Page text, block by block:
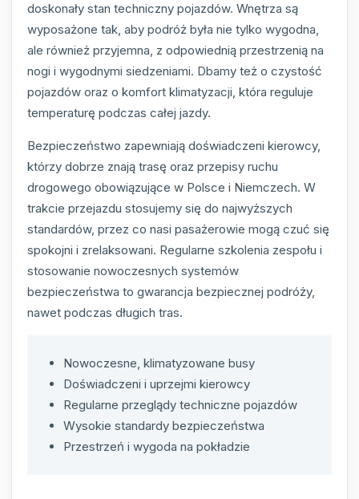
doskonały stan techniczny pojazdów. Wnętrza są
wyposażone tak, aby podróż była nie tylko wygodna,
ale również przyjemna, z odpowiednią przestrzenią na
nogi i wygodnymi siedzeniami. Dbamy też o czystość
pojazdów oraz o komfort klimatyzacji, która reguluje
temperaturę podczas całej jazdy.
Bezpieczeństwo zapewniają doświadczeni kierowcy,
którzy dobrze znają trasę oraz przepisy ruchu
drogowego obowiązujące w Polsce i Niemczech. W
trakcie przejazdu stosujemy się do najwyższych
standardów, przez co nasi pasażerowie mogą czuć się
spokojni i zrelaksowani. Regularne szkolenia zespołu i
stosowanie nowoczesnych systemów
bezpieczeństwa to gwarancja bezpiecznej podróży,
nawet podczas długich tras.
Nowoczesne, klimatyzowane busy
Doświadczeni i uprzejmi kierowcy
Regularne przeglądy techniczne pojazdów
Wysokie standardy bezpieczeństwa
Przestrzeń i wygoda na pokładzie